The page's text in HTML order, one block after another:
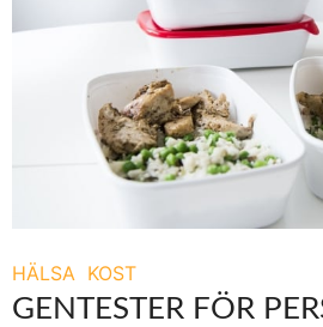
HÄLSA KOST
GENTESTER FÖR